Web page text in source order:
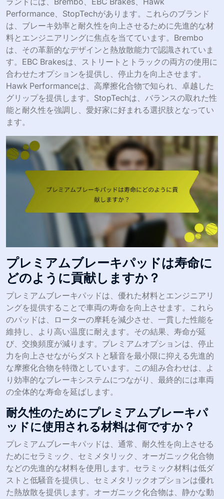
Performance、StopTechがあります。これらのブランド
は、ブレーキ効率と耐久性を向上させるために先進的な材
料とエンジニアリングに焦点を当てています。Brembo
は、その革新的なデザインと熱放散能力で認識されていま
す。EBC Brakesは、ストリートとトラックの両方の使用に
合わせたオプションを提供し、停止力を向上させます。
Hawk Performanceは、高摩擦化合物で知られ、卓越した
グリップを提供します。StopTechは、バランスの取れた性
能と耐久性を強調し、愛好家に好まれる選択肢となってい
ます。
プレミアムブレーキパッドは寿命に
どのように貢献しますか？
プレミアムブレーキパッドは、優れた材料とエンジニアリ
ングを提供することで車両の寿命を向上させます。これら
のパッドは、ローターの摩耗を減少させ、一貫した性能を
維持し、より高い温度に耐えます。その結果、寿命が延
び、交換頻度が減ります。プレミアムオプションは、停止
力を向上させながらダストと騒音を最小限に抑える先進的
な摩擦化合物を特徴としています。この組み合わせは、よ
り効率的なブレーキシステムにつながり、最終的には車両
の全体的な寿命を延ばします。
耐久性のためにプレミアムブレーキパ
ッドに使用される材料は何ですか？
プレミアムブレーキパッドは、通常、耐久性を向上させる
ためにセラミック、セミメタリック、オーガニック化合物
などの先進的な材料を使用します。セラミック材料は低ダ
ストと低騒音を提供し、セミメタリックオプションは優れ
た熱放散を提供します。オーガニック化合物は、静かな動